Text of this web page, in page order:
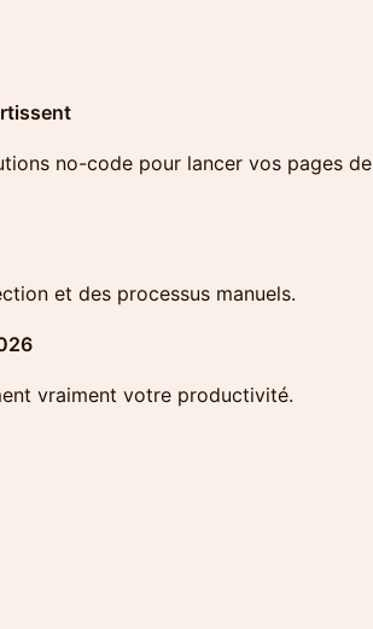
no-code pour lancer vos pages de
et des processus manuels.
vraiment votre productivité.